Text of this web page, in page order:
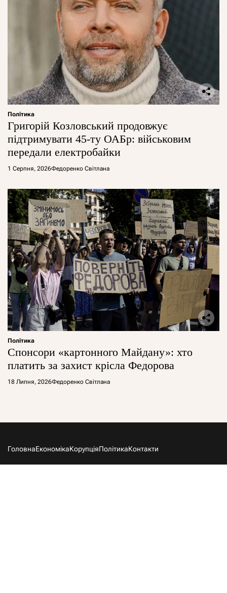
Політика
Григорій Козловський продовжує
підтримувати 45-ту ОАБр: військовим
передали електробайки
1 Серпня, 2026Федоренко Світлана
Політика
Спонсори «картонного Майдану»: хто
платить за захист крісла Федорова
18 Липня, 2026Федоренко Світлана
ГоловнаЕкономікаКорупціяПолітикаКонтакти